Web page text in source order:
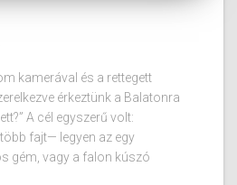
kamerával és a rettegett
érkeztünk a Balatonra
A cél egyszerű volt:
fajt— legyen az egy
gém, vagy a falon kúszó